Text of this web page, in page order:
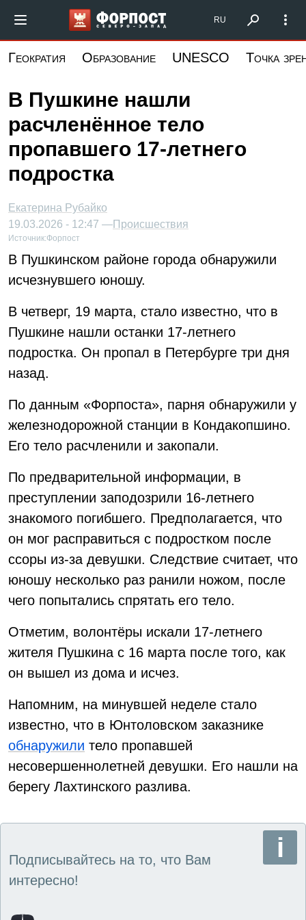
основному
Форпост Северо-Запад
RU
Геократия Образование UNESCO Точка
В Пушкине нашли
расчленённое тело
пропавшего 17-летнего
подростка
Екатерина Рубайко
19.03.2026 - 12:47 —Происшествия
Источник:Форпост
В Пушкинском районе города обнаружили
исчезнувшего юношу.
В четверг, 19 марта, стало известно, что в
Пушкине нашли останки 17-летнего
подростка. Он пропал в Петербурге три дня
назад.
По данным «Форпоста», парня обнаружили у
железнодорожной станции в Кондакопшино.
Его тело расчленили и закопали.
По предварительной информации, в
преступлении заподозрили 16-летнего
знакомого погибшего. Предполагается, что
он мог расправиться с подростком после
ссоры из-за девушки. Следствие считает, что
юношу несколько раз ранили ножом, после
чего попытались спрятать его тело.
Отметим, волонтёры искали 17-летнего
жителя Пушкина с 16 марта после того, как
он вышел из дома и исчез.
Напомним, на минувшей неделе стало
известно, что в Юнтоловском заказнике
обнаружили тело пропавшей
несовершеннолетней девушки. Его нашли на
берегу Лахтинского разлива.
Подписывайтесь на то, что Вам
интересно!